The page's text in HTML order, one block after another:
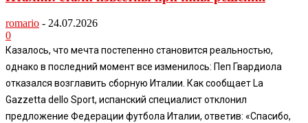
romario - 24.07.2026
0
Казалось, что мечта постепенно становится реальностью,
однако в последний момент все изменилось: Пеп Гвардиола
отказался возглавить сборную Италии. Как сообщает La
Gazzetta dello Sport, испанский специалист отклонил
предложение Федерации футбола Италии, ответив: «Спасибо,